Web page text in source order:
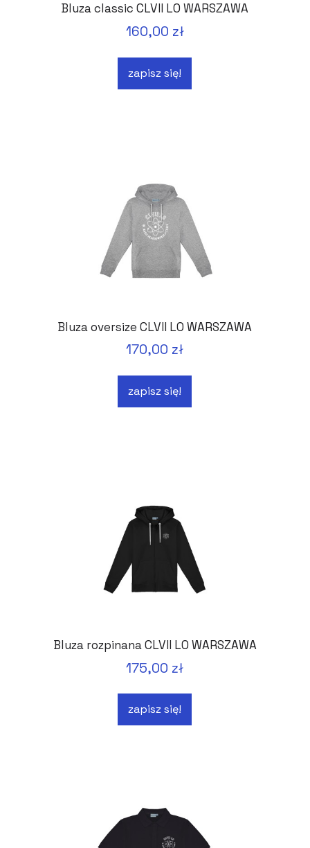
Bluza classic CLVII LO WARSZAWA
160,00 zł
zapisz się!
Bluza oversize CLVII LO WARSZAWA
170,00 zł
zapisz się!
Bluza rozpinana CLVII LO WARSZAWA
175,00 zł
zapisz się!